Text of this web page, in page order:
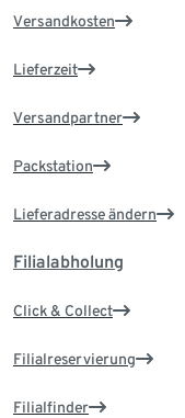
Versandkosten
Lieferzeit
Versandpartner
Packstation
Lieferadresse ändern
Filialabholung
Click & Collect
Filialreservierung
Filialfinder